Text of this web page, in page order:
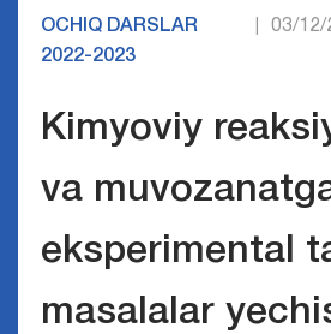
OCHIQ DARSLAR
2022-2023
03/12/
Kimyoviy
va
eksperimental
masalalar